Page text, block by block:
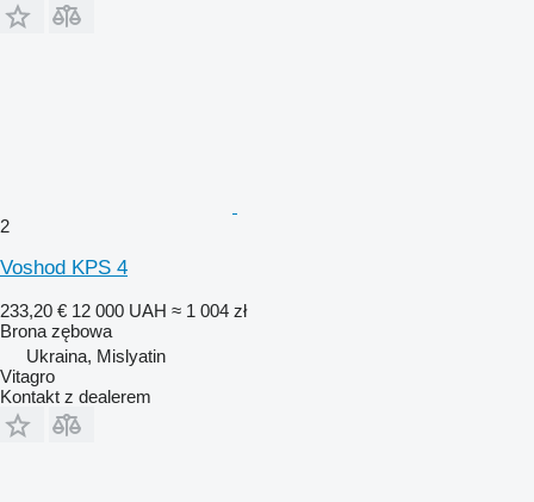
2
Voshod KPS 4
233,20 € 12 000 UAH ≈ 1 004 zł
Brona zębowa
Ukraina, Mislyatin
Vitagro
Kontakt z dealerem